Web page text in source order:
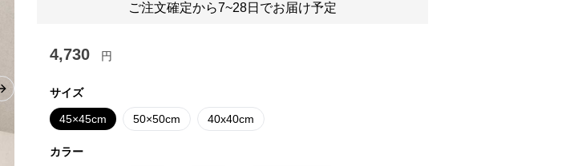
Next slide
ご注文確定から7~28日でお届け予定
4,730 円
サイズ
45×45cm 50×50cm 40x40cm
カラー